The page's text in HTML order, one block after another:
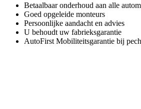
Betaalbaar onderhoud aan alle
Goed opgeleide monteurs
Persoonlijke aandacht en advies
U behoudt uw fabrieksgarantie
AutoFirst Mobiliteitsgarantie bij